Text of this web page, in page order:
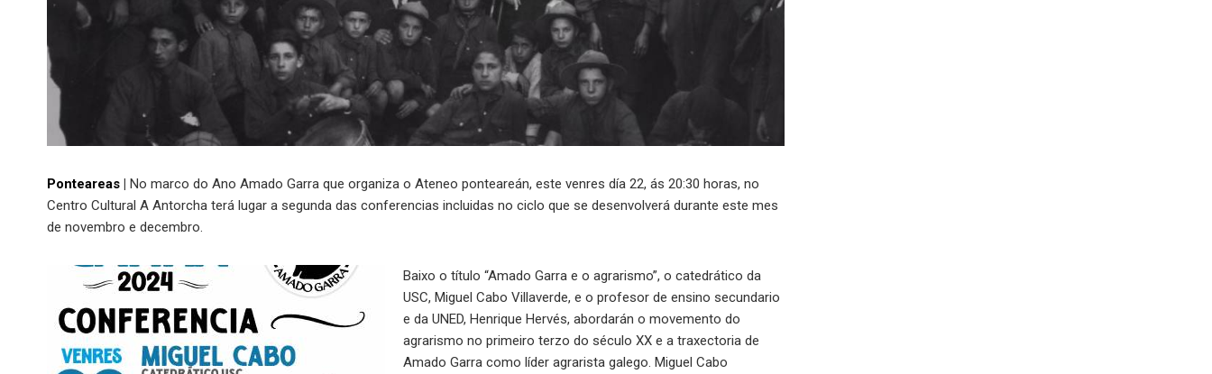
Ponteareas | No marco do Ano Amado Garra que organiza o Ateneo ponteareán, este venres día 22, ás 20:30 horas, no
Centro Cultural A Antorcha terá lugar a segunda das conferencias incluidas no ciclo que se desenvolverá durante este mes
de novembro e decembro.
Baixo o título “Amado Garra e o agrarismo”, o catedrático da
USC, Miguel Cabo Villaverde, e o profesor de ensino secundario
e da UNED, Henrique Hervés, abordarán o movemento do
agrarismo no primeiro terzo do século XX e a traxectoria de
Amado Garra como líder agrarista galego. Miguel Cabo